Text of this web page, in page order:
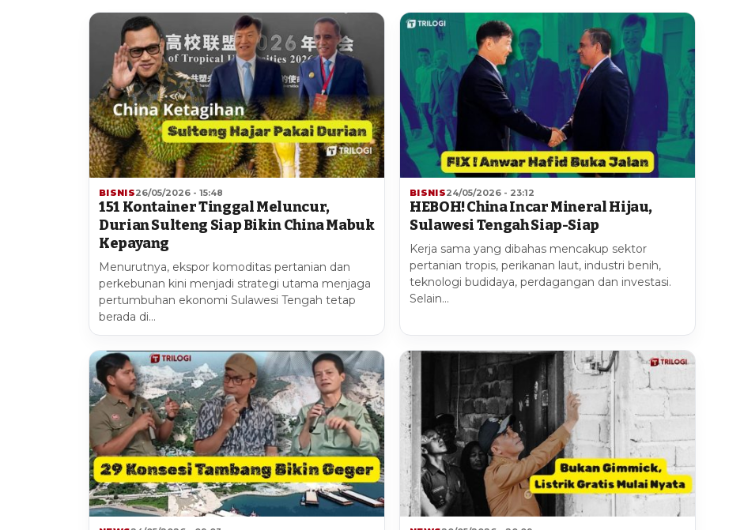
BISNIS26/05/2026 - 15:48
151 Kontainer Tinggal Meluncur,
Durian Sulteng Siap Bikin China Mabuk
Kepayang
Menurutnya, ekspor komoditas pertanian dan
perkebunan kini menjadi strategi utama menjaga
pertumbuhan ekonomi Sulawesi Tengah tetap
berada di…
BISNIS24/05/2026 - 23:12
HEBOH! China Incar Mineral Hijau,
Sulawesi Tengah Siap-Siap
Kerja sama yang dibahas mencakup sektor
pertanian tropis, perikanan laut, industri benih,
teknologi budidaya, perdagangan dan investasi.
Selain…